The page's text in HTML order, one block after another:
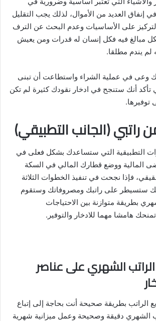
إنفاق العديد من الأموال، لذلك يجب التقليل
على الأساسيات وعدم البحث عن الترف
مبالغ فيه فكل إنسان له قدرات ومن يعيش
لم يندم مطلقا.
وعى في عملية الشراء واستطاعت أن تبنى
أنك ستنجح في ادخار نقودك كثيرة لم تكن
توفيرها.
(الجانب التطبيقي)
التطبيقية التي ستساعدك بشكل فعلى في
المالية ووضع قطارك المالي في السكة
فإذا نجحت في تنفيذ الخطوات الثلاثة
ستسيطر على راتبك ومصروفاتك وستقوم
بطريقة متوازنة بين الاحتياجات
هامشا مهما للادخار والتوفير.
الشهري على عناصر
الراتب بطريقة صحيحة أنت بحاجة إلى إتباع
الشهري دقيقة وصحيحة وعمل ميزانية شهرية